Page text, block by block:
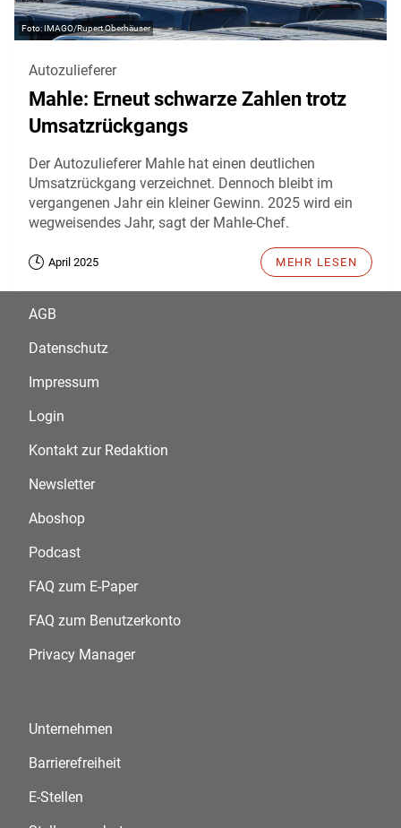
IMAGO/Rupert Oberhäuser
Autozulieferer
Mahle: Erneut schwarze Zahlen trotz
Umsatzrückgangs
Der Autozulieferer Mahle hat einen deutlichen
Umsatzrückgang verzeichnet. Dennoch bleibt im
vergangenen Jahr ein kleiner Gewinn. 2025 wird ein
wegweisendes Jahr, sagt der Mahle-Chef.
April 2025 MEHR LESEN
AGB
Datenschutz
Impressum
Login
Kontakt zur Redaktion
Newsletter
Aboshop
Podcast
FAQ zum E-Paper
FAQ zum Benutzerkonto
Privacy Manager
Unternehmen
Barrierefreiheit
E-Stellen